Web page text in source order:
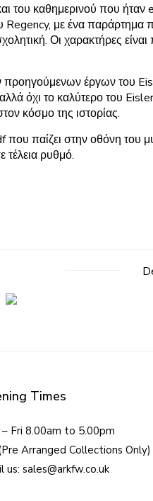
του καθημερινού που ήταν
Regency, με ένα
Οι χαρακτήρες
έργων του
όχι το καλύτερο του
κόσμο της ιστορίας.
παίζει στην οθόνη του
τέλεια ρυθμό.
Times
– Fri 8.00am to 5.00pm
Arranged Collections Only)
us: sales@arkfw.co.uk